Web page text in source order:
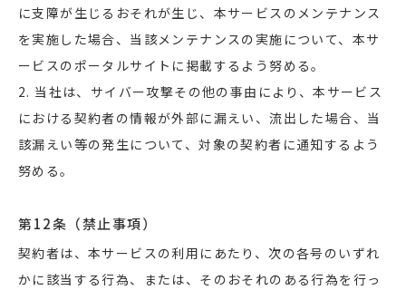
に支障が生じるおそれが生じ、本サービスのメンテナンス
を実施した場合、当該メンテナンスの実施について、本サ
ービスのポータルサイトに掲載するよう努める。
2. 当社は、サイバー攻撃その他の事由により、本サービス
における契約者の情報が外部に漏えい、流出した場合、当
該漏えい等の発生について、対象の契約者に通知するよう
努める。
第12条（禁止事項）
契約者は、本サービスの利用にあたり、次の各号のいずれ
かに該当する行為、または、そのおそれのある行為を行っ